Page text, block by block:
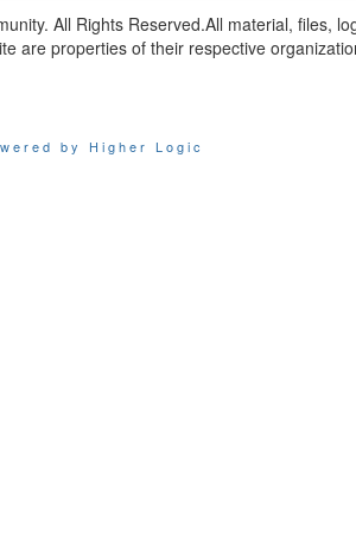
All Rights Reserved.All material, files,
are properties of their respective
by Higher Logic